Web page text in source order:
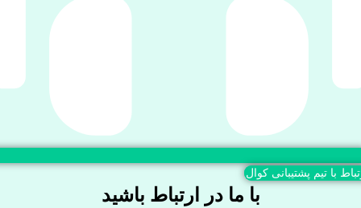
با تیم پشتیبانی کوال
با ما در ارتباط باشید